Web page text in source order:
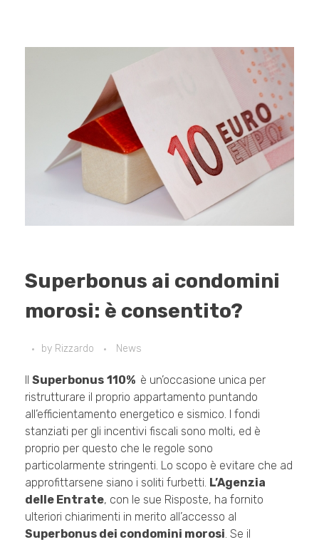
Superbonus ai condomini
morosi: è consentito?
by Rizzardo News
Superbonus 110% è un’occasione unica per
ristrutturare il proprio appartamento puntando
all’efficientamento energetico e sismico. I fondi
stanziati per gli incentivi fiscali sono molti, ed è
proprio per questo che le regole sono
particolarmente stringenti. Lo scopo è evitare che ad
approfittarsene siano i soliti furbetti. L’Agenzia
delle Entrate, con le sue Risposte, ha fornito
ulteriori chiarimenti in merito all’accesso al
Superbonus dei condomini morosi. Se il